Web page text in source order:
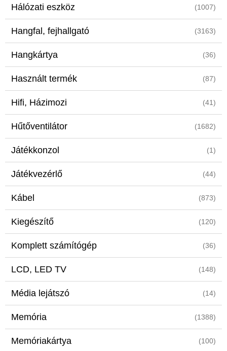
Hálózati eszköz (1007)
Hangfal, fejhallgató (3163)
Hangkártya (36)
Használt termék (87)
Hifi, Házimozi (41)
Hűtőventilátor (1682)
Játékkonzol (1)
Játékvezérlő (44)
Kábel (873)
Kiegészítő (120)
Komplett számítógép (36)
LCD, LED TV (148)
Média lejátszó (14)
Memória (1388)
Memóriakártya (100)